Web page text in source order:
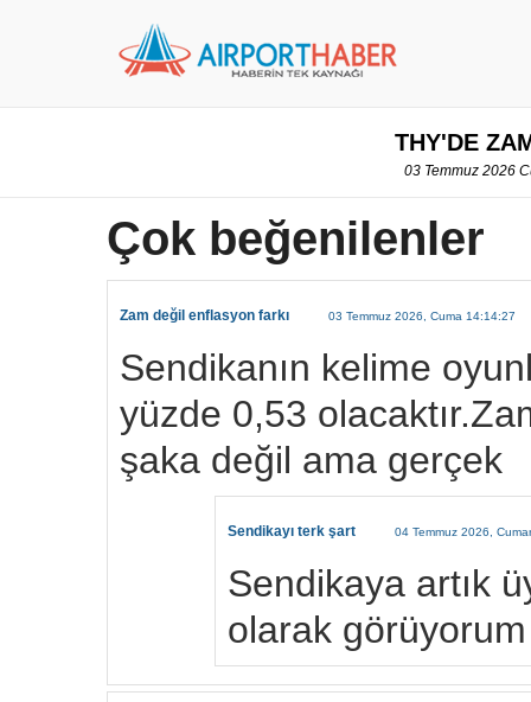
THY'DE
03 Temmuz 2026
Çok beğenilenler
Zam değil enflasyon farkı 03 Temmuz 2026, Cuma 14:14:27
Sendikanın kelime
yüzde 0,53
şaka değil ama gerçek
Sendikayı terk şart 04 Temmuz 2026,
Sendikaya artık
olarak görüyorum